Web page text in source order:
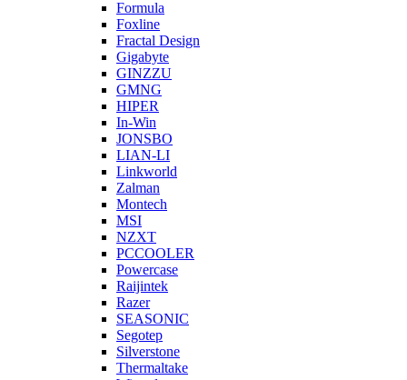
Formula
Foxline
Fractal Design
Gigabyte
GINZZU
GMNG
HIPER
In-Win
JONSBO
LIAN-LI
Linkworld
Zalman
Montech
MSI
NZXT
PCCOOLER
Powercase
Raijintek
Razer
SEASONIC
Segotep
Silverstone
Thermaltake